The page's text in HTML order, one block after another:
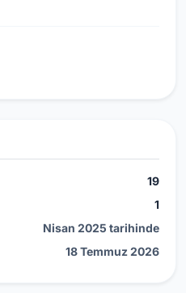
19
1
Nisan 2025 tarihinde
18 Temmuz 2026